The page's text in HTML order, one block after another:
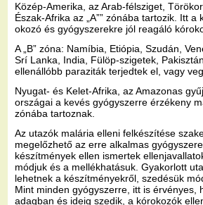
Közép-Amerika, az Arab-félsziget,
Észak-Afrika az „A”” zónába tartozik. Itt
okozó és gyógyszerekre jól reagáló
A „B” zóna: Namíbia, Etiópia, Szudán,
Srí Lanka, India, Fülöp-szigetek,
ellenállóbb paraziták terjedtek el, vagy
Nyugat- és Kelet-Afrika, az Amazonas
országai a kevés gyógyszerre érzékeny
zónába tartoznak.
Az utazók malária elleni felkészítése
megelőzhető az erre alkalmas
készítmények ellen ismertek
módjuk és a mellékhatásuk. Gyakorlott
lehetnek a készítményekről, szedésük
Mint minden gyógyszerre, itt is érvényes,
adagban és ideig szedik, a kórokozók